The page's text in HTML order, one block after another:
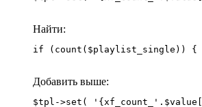
Найти:
if (count($playlist_single)) {
Добавить выше: